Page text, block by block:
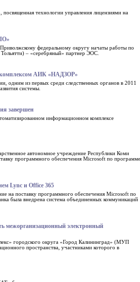
технологии управления лицензиями на
федеральному округу начаты работы по
– «серебряный» партнер ЭОС.
комплексом АИК «НАДЗОР»
одним из первых среди следственных органов в 2011
системы.
завершен
информационном комплексе
автономное учреждение Республики Коми
программного обеспечения Microsoft по программе
Lync и Office 365
на поставку программного обеспечения Microsoft по
была внедрена система объединенных коммуникаций
межорганизационный электронный
городского округа «Город Калининград» (МУП
пространства, участниками которого в